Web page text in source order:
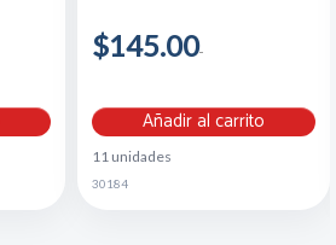
$145.00
Añadir al carrito
11 unidades
30184